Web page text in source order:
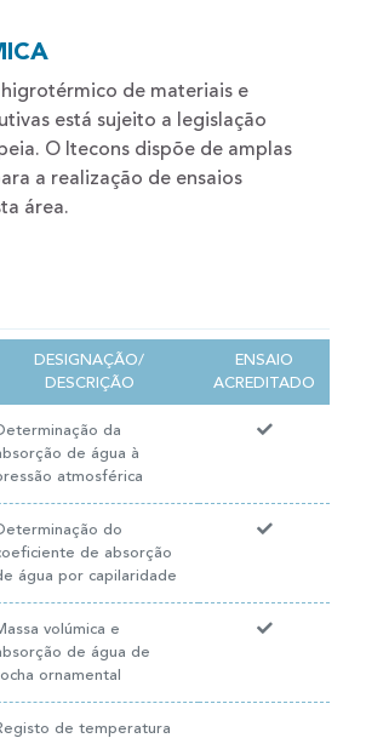
de materiais e
está sujeito a legislação
O Itecons dispõe de amplas
a realização de ensaios
área.
DESIGNAÇÃO/
DESCRIÇÃO
ENSAIO
ACREDITADO
da
de água à
atmosférica
do
de absorção
água por capilaridade
volúmica e
de água de
ornamental
de temperatura